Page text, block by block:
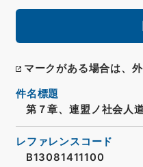
マークがある場合は、
件名標題
第７章、連盟ノ社会人
レファレンスコード
B13081411100